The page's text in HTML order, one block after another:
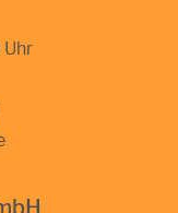
Uhr